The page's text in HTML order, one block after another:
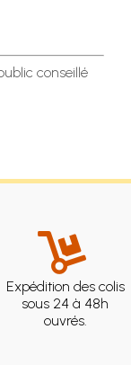
conseillé
Expédition des colis
sous 24 à 48h
ouvrés.